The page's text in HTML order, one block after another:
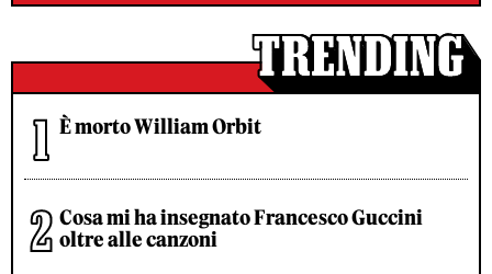
È morto William Orbit
Cosa mi ha insegnato Francesco Guccini
oltre alle canzoni